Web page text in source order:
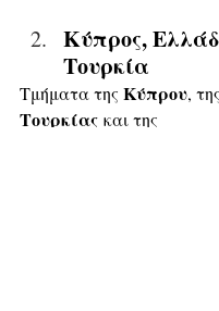
Κύπρος,
Τουρκία
Τμήματα της Κύπρου, της
Τουρκίας και της